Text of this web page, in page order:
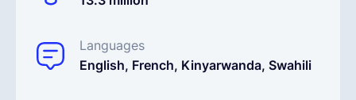
Languages
English, French, Kinyarwanda, Swahili
Contractor Management